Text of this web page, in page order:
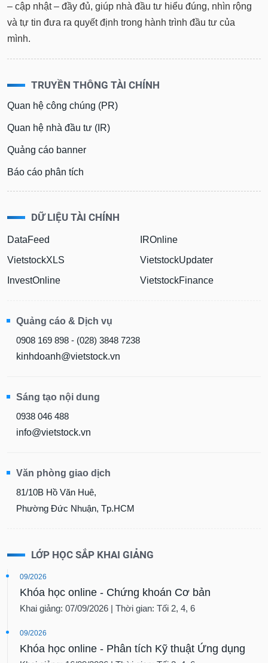
– cập nhật – đầy đủ, giúp nhà đầu tư hiểu đúng, nhìn rộng
và tự tin đưa ra quyết định trong hành trình đầu tư của
mình.
TRUYỀN THÔNG TÀI CHÍNH
Quan hệ công chúng (PR)
Quan hệ nhà đầu tư (IR)
Quảng cáo banner
Báo cáo phân tích
DỮ LIỆU TÀI CHÍNH
DataFeed
VietstockXLS
InvestOnline
IROnline
VietstockUpdater
VietstockFinance
Quảng cáo & Dịch vụ
0908 169 898 - (028) 3848 7238
kinhdoanh@vietstock.vn
Sáng tạo nội dung
0938 046 488
info@vietstock.vn
Văn phòng giao dịch
81/10B Hồ Văn Huê,
Phường Đức Nhuận, Tp.HCM
LỚP HỌC SẮP KHAI GIẢNG
09/2026
Khóa học online - Chứng khoán Cơ bản
Khai giảng: 07/09/2026 | Thời gian: Tối 2, 4, 6
09/2026
Khóa học online - Phân tích Kỹ thuật Ứng dụng